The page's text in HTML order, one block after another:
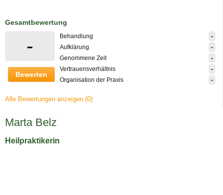
Gesamtbewertung
-
Bewerten
Behandlung -
Aufklärung -
Genommene Zeit -
Vertrauensverhältnis -
Organisation der Praxis -
Alle Bewertungen anzeigen (0)
Marta Belz
Heilpraktikerin